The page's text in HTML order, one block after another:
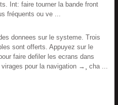
Int: faire tourner la bande front
fréquents ou ve ...
donnees sur le systeme. Trois
sont offerts. Appuyez sur le
faire defiler les ecrans dans
pour la navigation →¸ cha ...